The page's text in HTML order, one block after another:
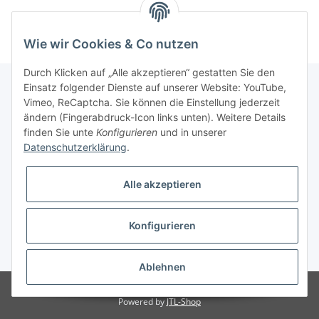
Informationen
Gesetzliche Informationen
* Alle Preise inkl. gesetzlicher USt., zzgl.Versand
Besucherzähler: 3071348
Powered byJTL-Shop
Wie wir Cookies & Co nutzen
Durch Klicken auf „Alle akzeptieren“ gestatten Sie den
Einsatz folgender Dienste auf unserer Website: YouTube,
Vimeo, ReCaptcha. Sie können die Einstellung jederzeit
ändern (Fingerabdruck-Icon links unten). Weitere Details
finden Sie unte Konfigurieren und in unserer
Datenschutzerklärung.
Alle akzeptieren
Konfigurieren
Ablehnen